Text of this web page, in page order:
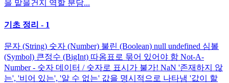
을 맡을건지 역할 분담...
기초 정리 - 1
문자 (String) 숫자 (Number) 불린 (Boolean) null undefined 심볼
(Symbol) 큰정수 (BigInt) 따옴표로 묶어 있어야 함 Not-A-
Number - 숫자 데이터 / 숫자로 표시가 불가! NaN '존재하지 않
는', '비어 있는', '알 수 없는' 값을 명시적으로 나타냄 '값이 할